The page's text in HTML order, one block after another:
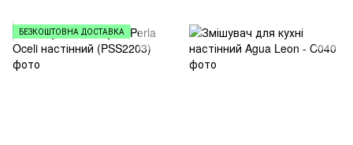
БЕЗКОШТОВНА ДОСТАВКА